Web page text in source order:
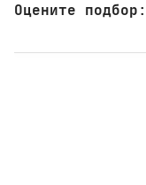
Оцените подбор: